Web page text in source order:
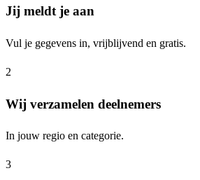
Jij meldt je aan
Vul je gegevens in, vrijblijvend en gratis.
2
Wij verzamelen deelnemers
In jouw regio en categorie.
3